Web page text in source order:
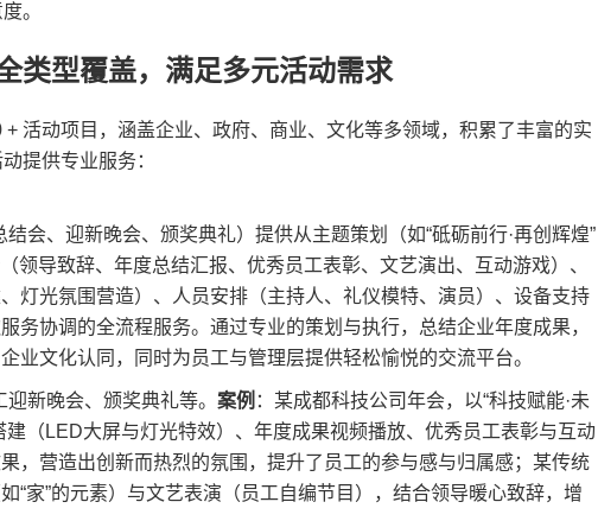
。
类型覆盖，满足多元活动需求
活动项目，涵盖企业、政府、商业、文化等多领域，积累了丰富的实
提供专业服务：
会、迎新晚会、颁奖典礼）提供从主题策划（如“砥砺前行·再创辉煌”
领导致辞、年度总结汇报、优秀员工表彰、文艺演出、互动游戏）、
灯光氛围营造）、人员安排（主持人、礼仪模特、演员）、设备支持
务协调的全流程服务。通过专业的策划与执行，总结企业年度成果，
业文化认同，同时为员工与管理层提供轻松愉悦的交流平台。
新晚会、颁奖典礼等。​ ​案例​ ​：某成都科技公司年会，以“科技赋能·未
建（LED大屏与灯光特效）、年度成果视频播放、优秀员工表彰与互动
，营造出创新而热烈的氛围，提升了员工的参与感与归属感；某传统
“家”的元素）与文艺表演（员工自编节目），结合领导暖心致辞，增